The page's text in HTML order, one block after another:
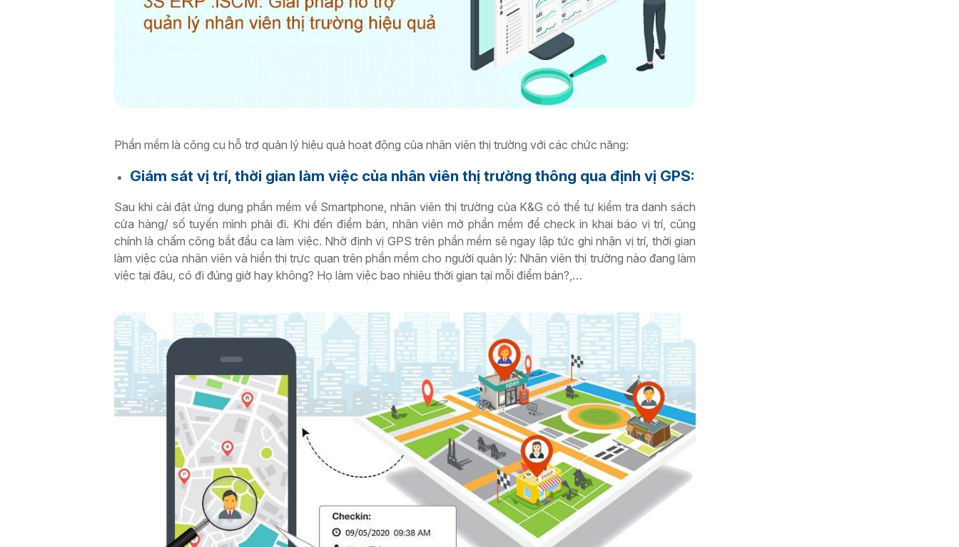
Phần mềm là công cụ hỗ trợ quản lý hiệu quả hoạt động của nhân viên thị trường với các chức năng:
Giám sát vị trí, thời gian làm việc của nhân viên thị trường thông qua định vị GPS:
Sau khi cài đặt ứng dụng phần mềm về Smartphone, nhân viên thị trường của K&G có thể tự kiểm tra danh sách
cửa hàng/ số tuyến mình phải đi. Khi đến điểm bán, nhân viên mở phần mềm để check in khai báo vị trí, cũng
chính là chấm công bắt đầu ca làm việc. Nhờ định vị GPS trên phần mềm sẽ ngay lập tức ghi nhận vị trí, thời gian
làm việc của nhân viên và hiển thị trực quan trên phần mềm cho người quản lý: Nhân viên thị trường nào đang làm
việc tại đâu, có đi đúng giờ hay không? Họ làm việc bao nhiêu thời gian tại mỗi điểm bán?,…